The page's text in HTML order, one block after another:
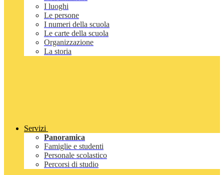
I luoghi
Le persone
I numeri della scuola
Le carte della scuola
Organizzazione
La storia
Servizi
Panoramica
Famiglie e studenti
Personale scolastico
Percorsi di studio